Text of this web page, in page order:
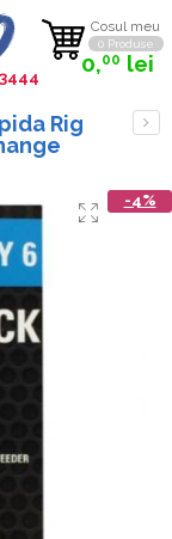
Cosul meu
0 Produse
0,00 lei
Rig
-4%